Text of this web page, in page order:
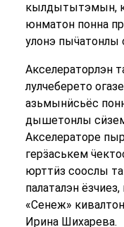
кылдытытэмын,
юнматон понна
улонэ пыӵатонлы
Акселераторлэн
лулчеберето
азьмынӥсьёс
дышетонлы
Акселераторе
герӟаськем
юрттӥз соослы
палаталэн
«Сенеж»
Ирина Шихарева.